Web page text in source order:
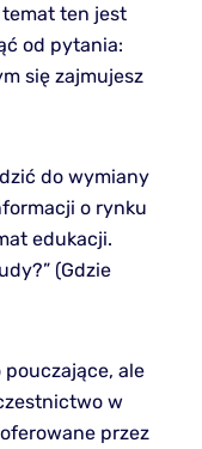
temat ten jest
od pytania:
się zajmujesz
do wymiany
o rynku
edukacji.
(Gdzie
ale
w
przez